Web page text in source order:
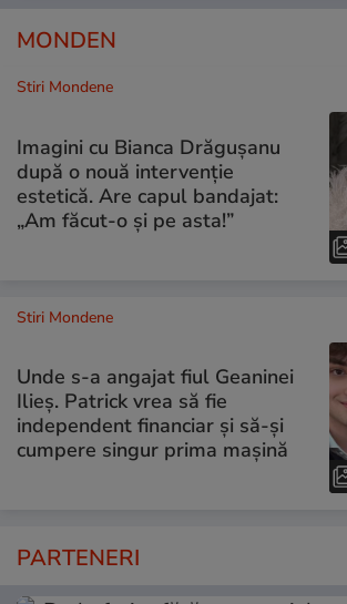
MONDEN
Stiri Mondene
Imagini cu Bianca Drăgușanu
după o nouă intervenție
estetică. Are capul bandajat:
„Am făcut-o și pe asta!”
Stiri Mondene
Unde s-a angajat fiul Geaninei
Ilieș. Patrick vrea să fie
independent financiar și să-și
cumpere singur prima mașină
PARTENERI